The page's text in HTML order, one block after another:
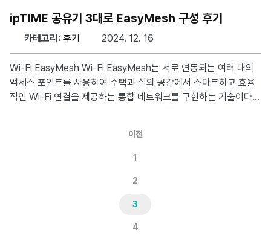
장점들을 온프레미스 서버와 클라우드 서비스를 비교하면서 설명한
다. 온프레미스는 여전히 고도의 보안 요구나 맞춤형 설정이 필요한
경우 유리할 수 있지만, 클라우드는 비용 효율성, 유연성, 글로벌 확
레미스와 클라우드, 또는 하이브리드 환경을 선택하는 것이 중요하
다는게 이 챕터의 중요 골자였다. CHAPTER 03 Elastic Comput
e Clou
ipTIME 공유기 3대로 EasyMesh 구성 후기
카테고리: 후기 2024. 12. 16
Wi-Fi EasyMesh Wi-Fi EasyMesh는 서로 연동되는 여러 대의
액세스 포인트를 사용하여 주택과 실외 공간에서 스마트하고 효율
적인 Wi-Fi 연결을 제공하는 통합 네트워크를 구현하는 기술이다.
다. 구성 및 설정하는 방법은 다른 블로그들에 자세히 설명되어 있
어 따로 본 게시글에 작성하지는 않았다. 구성 준비물 통신 단자함
00SM(에이전트), 서재 컴퓨터에 설치할 AX3000SM(에이전트)
로 총 AX3000SM 2대를 사용하였다. 문제 상황 집안 구성에 맞게
이전
1
2
3
4